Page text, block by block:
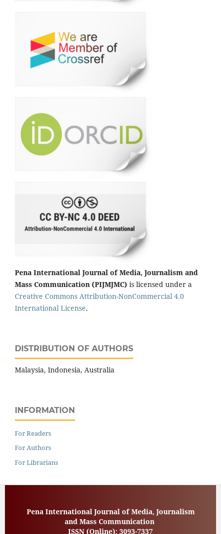
Pena International Journal of Media, Journalism and
Mass Communication (PIJMJMC) is licensed under a
Creative Commons Attribution-NonCommercial 4.0
International License.
DISTRIBUTION OF AUTHORS
Malaysia, Indonesia, Australia
INFORMATION
For Readers
For Authors
For Librarians
Pena International Journal of Media, Journalism
and Mass Communication
ISSN (Online): 3093-7337